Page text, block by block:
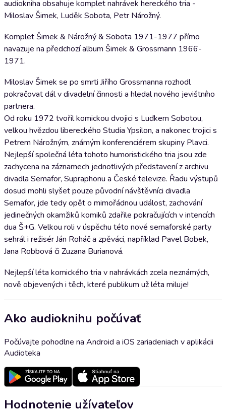
audiokniha obsahuje komplet nahrávek hereckého tria -
Miloslav Šimek, Luděk Sobota, Petr Nárožný.
Komplet Šimek & Nárožný & Sobota 1971-1977 přímo
navazuje na předchozí album Šimek & Grossmann 1966-
1971.
Miloslav Šimek se po smrti Jiřího Grossmanna rozhodl
pokračovat dál v divadelní činnosti a hledal nového jevištního
partnera.
Od roku 1972 tvořil komickou dvojici s Luďkem Sobotou,
velkou hvězdou libereckého Studia Ypsilon, a nakonec trojici s
Petrem Nárožným, známým konferenciérem skupiny Plavci.
Nejlepší společná léta tohoto humoristického tria jsou zde
zachycena na záznamech jednotlivých představení z archivu
divadla Semafor, Supraphonu a České televize. Řadu výstupů
dosud mohli slyšet pouze původní návštěvníci divadla
Semafor, jde tedy opět o mimořádnou událost, zachování
jedinečných okamžiků komiků zdařile pokračujících v intencích
dua Š+G. Velkou roli v úspěchu této nové semaforské party
sehrál i režisér Ján Roháč a zpěváci, například Pavel Bobek,
Jana Robbová či Zuzana Burianová.
Nejlepší léta komického tria v nahrávkách zcela neznámých,
nově objevených i těch, které publikum už léta miluje!
Ako audioknihu počúvať
Počúvajte pohodlne na Android a iOS zariadeniach v aplikácii
Audioteka
Hodnotenie užívateľov